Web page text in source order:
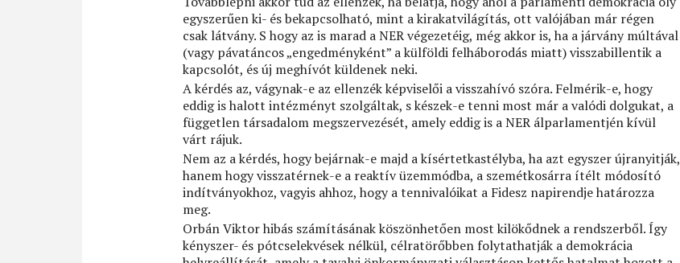
egyszerűen ki- és bekapcsolható, mint a kirakatvilágítás, ott valójában már régen
csak látvány. S hogy az is marad a NER végezetéig, még akkor is, ha a járvány múltával
(vagy pávatáncos „engedményként” a külföldi felháborodás miatt) visszabillentik a
kapcsolót, és új meghívót küldenek neki.
A kérdés az, vágynak-e az ellenzék képviselői a visszahívó szóra. Felmérik-e, hogy
eddig is halott intézményt szolgáltak, s készek-e tenni most már a valódi dolgukat, a
független társadalom megszervezését, amely eddig is a NER álparlamentjén kívül
várt rájuk.
Nem az a kérdés, hogy bejárnak-e majd a kísértetkastélyba, ha azt egyszer újranyitják,
hanem hogy visszatérnek-e a reaktív üzemmódba, a szemétkosárra ítélt módosító
indítványokhoz, vagyis ahhoz, hogy a tennivalóikat a Fidesz napirendje határozza
meg.
Orbán Viktor hibás számításának köszönhetően most kilökődnek a rendszerből. Így
kényszer- és pótcselekvések nélkül, célratörőbben folytathatják a demokrácia